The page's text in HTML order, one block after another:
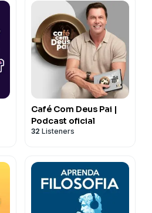
Café Com Deus Pai |
Podcast oficial
32 Listeners